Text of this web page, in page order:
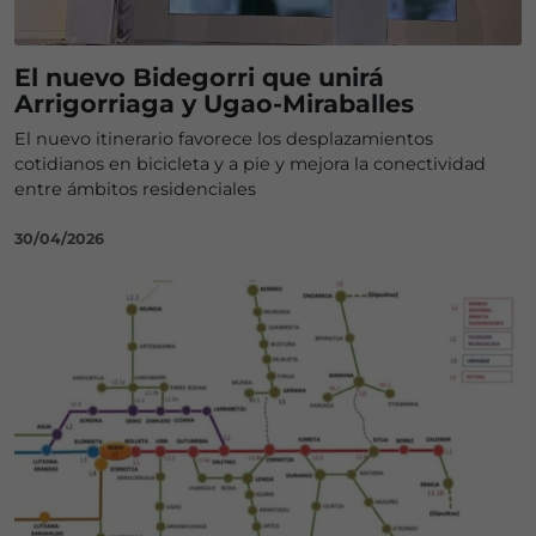
El nuevo Bidegorri que unirá
Arrigorriaga y Ugao-Miraballes
El nuevo itinerario favorece los desplazamientos
cotidianos en bicicleta y a pie y mejora la conectividad
entre ámbitos residenciales
30/04/2026